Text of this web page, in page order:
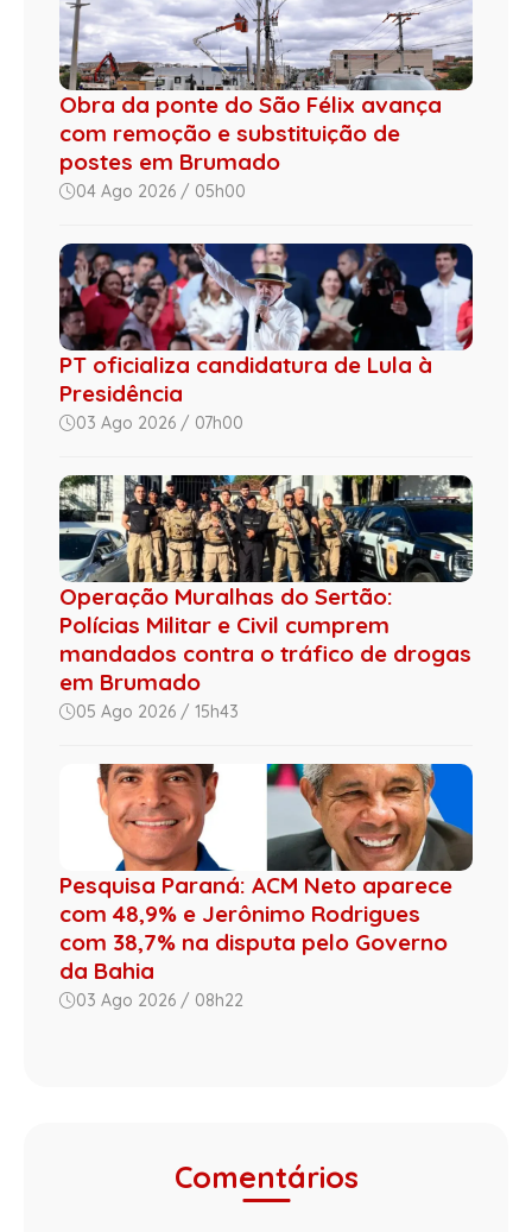
Obra da ponte do São Félix avança
com remoção e substituição de
postes em Brumado
04 Ago 2026 / 05h00
PT oficializa candidatura de Lula à
Presidência
03 Ago 2026 / 07h00
Operação Muralhas do Sertão:
Polícias Militar e Civil cumprem
mandados contra o tráfico de drogas
em Brumado
05 Ago 2026 / 15h43
Pesquisa Paraná: ACM Neto aparece
com 48,9% e Jerônimo Rodrigues
com 38,7% na disputa pelo Governo
da Bahia
03 Ago 2026 / 08h22
Comentários